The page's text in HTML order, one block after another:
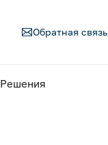
Обратная связь
Решения